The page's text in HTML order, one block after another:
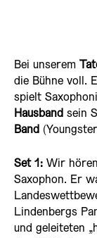
Bei unserem
die Bühne voll.
spielt
Hausband sein
Band
Set 1: Wir
Saxophon. Er
Lindenbergs
und geleiteten